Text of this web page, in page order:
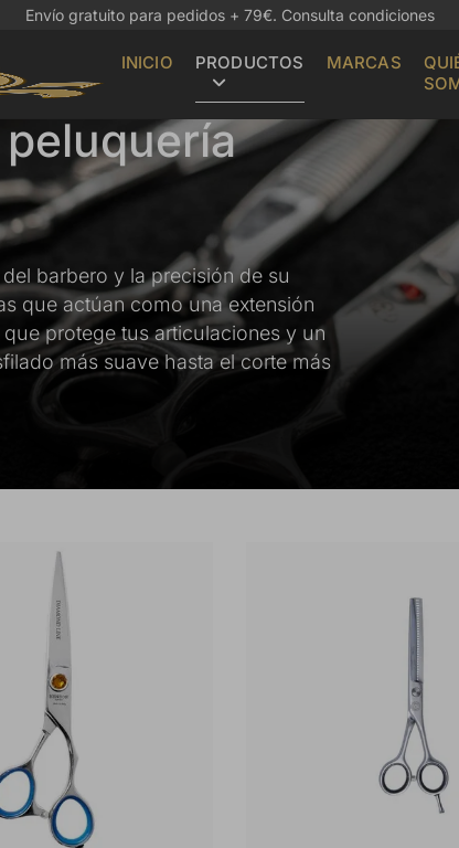
Envío gratuito para pedidos + 79€. Consulta condiciones
INICIO PRODUCTOS MARCAS
barbero y la precisión de su
que actúan como una extensión
protege tus articulaciones y un
más suave hasta el corte más